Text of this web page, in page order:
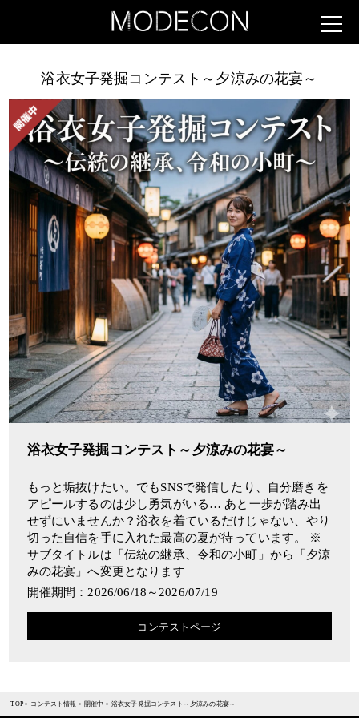
浴衣女子発掘コンテスト～夕涼みの花宴～
浴衣女子発掘コンテスト～夕涼みの花宴～
もっと垢抜けたい。でもSNSで発信したり、自分磨きを
アピールするのは少し勇気がいる… あと一歩が踏み出
せずにいませんか？浴衣を着ているだけじゃない、やり
切った自信を手に入れた最高の夏が待っています。 ※
サブタイトルは「伝統の継承、令和の小町」から「夕涼
みの花宴」へ変更となります
開催期間：2026/06/18～2026/07/19
コンテストページ
TOP> コンテスト情報 > 開催中 > 浴衣女子発掘コンテスト～夕涼みの花宴～